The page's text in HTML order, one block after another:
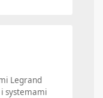
Legrand
systemami